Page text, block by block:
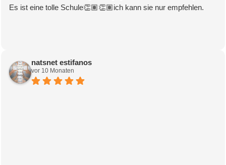
Es ist eine tolle Schule👏🏽👏🏽ich kann sie nur empfehlen.
natsnet estifanos
vor 10 Monaten